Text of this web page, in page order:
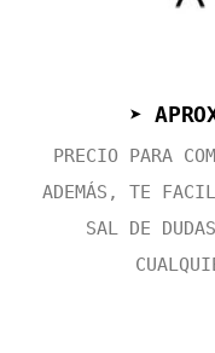
➤
PRECIO PARA
ADEMÁS, TE
SAL DE